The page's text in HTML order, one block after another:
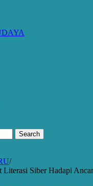
Literasi Siber Hadapi